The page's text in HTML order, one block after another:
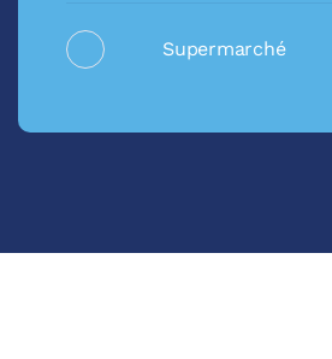
Supermarché